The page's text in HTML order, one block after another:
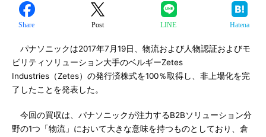
Share Post LINE Hatena
パナソニックは2017年7月19日、物流および人物認証およびモ
ビリティソリューション大手のベルギーZetes
Industries（Zetes）の発行済株式を100％取得し、非上場化を完
了したことを発表した。
今回の買収は、パナソニックが注力するB2Bソリューション分
野の1つ「物流」において大きな意味を持つものとしており、倉